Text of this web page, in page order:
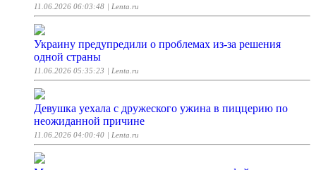
11.06.2026 06:03:48 | Lenta.ru
Украину предупредили о проблемах из-за решения
одной страны
11.06.2026 05:35:23 | Lenta.ru
Девушка уехала с дружеского ужина в пиццерию по
неожиданной причине
11.06.2026 04:00:40 | Lenta.ru